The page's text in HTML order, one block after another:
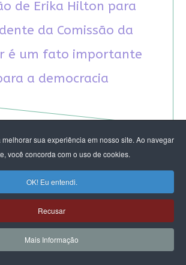
sua experiência em nosso site. Ao navegar
você concorda com o uso de cookies.
OK! Eu entendi.
Recusar
Mais Informação
de Erika Hilton para
da Comissão da
é um fato importante
a democracia
A LEITURA